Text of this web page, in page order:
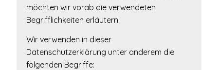
möchten wir vorab die verwendeten
Begrifflichkeiten erläutern.
Wir verwenden in dieser
Datenschutzerklärung unter anderem die
folgenden Begriffe: